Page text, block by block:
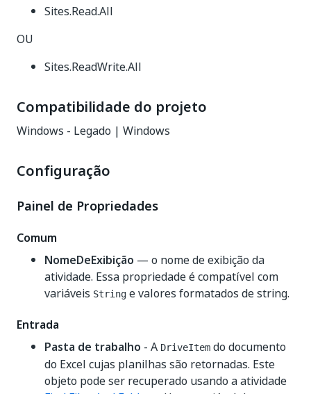
Sites.Read.All
OU
Sites.ReadWrite.All
Compatibilidade do projeto
Windows - Legado | Windows
Configuração
Painel de Propriedades
Comum
NomeDeExibição — o nome de exibição da
atividade. Essa propriedade é compatível com
variáveis String e valores formatados de string.
Entrada
Pasta de trabalho - A DriveItem do documento
do Excel cujas planilhas são retornadas. Este
objeto pode ser recuperado usando a atividade